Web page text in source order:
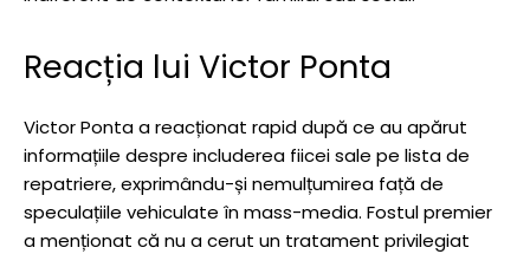
Reacția lui Victor Ponta
Victor Ponta a reacționat rapid după ce au apărut
informațiile despre includerea fiicei sale pe lista de
repatriere, exprimându-și nemulțumirea față de
speculațiile vehiculate în mass-media. Fostul premier
a menționat că nu a cerut un tratament privilegiat